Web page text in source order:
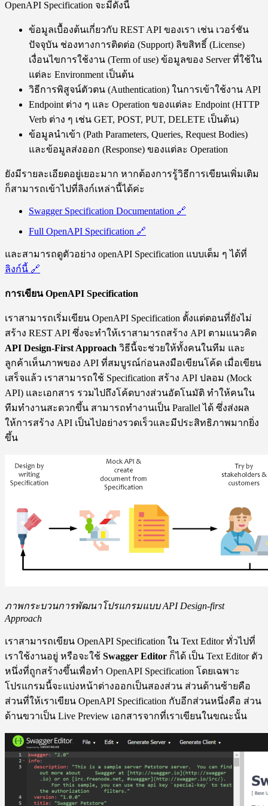
OpenAPI Specification จะมีดังนี้
ข้อมูลเบื้องต้นเกี่ยวกับ REST API ของเรา เช่น เวอร์ชัน
ปัจจุบัน ช่องทางการติดต่อ (Support) ลิขสิทธิ์ (License)
เงื่อนไขการใช้งาน (Term of use) ข้อมูลของ Server ที่ใช้ใน
แต่ละ Environment เป็นต้น
วิธีการพิสูจน์ตัวตน (Authentication) ในการเข้าใช้งาน API
Endpoint ต่าง ๆ และ Operation ของแต่ละ Endpoint (HTTP
Verb ต่าง ๆ เช่น GET, POST, PUT, DELETE เป็นต้น)
ข้อมูลนำเข้า (Path Parameters, Queries, Request Bodies)
และข้อมูลส่งออก (Response) ของแต่ละ Operation
ยังมีรายละเอียดอยู่เยอะมาก หากต้องการรู้วิธีการเขียนเพิ่มเติม
ก็สามารถเข้าไปที่ลิงก์เหล่านี้ได้ค่ะ
Swagger Specification Documentation 🔗
Full OpenAPI Specification 🔗
และสามารถดูตัวอย่าง openAPI Specification แบบเต็ม ๆ ได้ที่
ลิงก์นี้ 🔗
การเขียน OpenAPI Specification
เราสามารถเริ่มเขียน OpenAPI Specification ตั้งแต่ตอนที่ยังไม่
สร้าง REST API ซึ่งจะทำให้เราสามารถสร้าง API ตามแนวคิด
API Design-First Approach วิธีนี้จะช่วยให้ทั้งคนในทีม และ
ลูกค้าเห็นภาพของ API ที่สมบูรณ์ก่อนลงมือเขียนโค้ด เมื่อเขียน
เสร็จแล้ว เราสามารถใช้ Specification สร้าง API ปลอม (Mock
API) และเอกสาร รวมไปถึงโค้ดบางส่วนอัตโนมัติ ทำให้คนใน
ทีมทำงานสะดวกขึ้น สามารถทำงานเป็น Parallel ได้ ซึ่งส่งผล
ให้การสร้าง API เป็นไปอย่างรวดเร็วและมีประสิทธิภาพมากยิ่ง
ขึ้น
ภาพกระบวนการพัฒนาโปรแกรมแบบ API Design-first
Approach
เราสามารถเขียน OpenAPI Specification ใน Text Editor ทั่วไปที่
เราใช้งานอยู่ หรือจะใช้ Swagger Editor ก็ได้ เป็น Text Editor ตัว
หนึ่งที่ถูกสร้างขึ้นเพื่อทำ OpenAPI Specification โดยเฉพาะ
โปรแกรมนี้จะแบ่งหน้าต่างออกเป็นสองส่วน ส่วนด้านซ้ายคือ
ส่วนที่ให้เราเขียน OpenAPI Specification กับอีกส่วนหนึ่งคือ ส่วน
ด้านขวาเป็น Live Preview เอกสารจากที่เราเขียนในขณะนั้น